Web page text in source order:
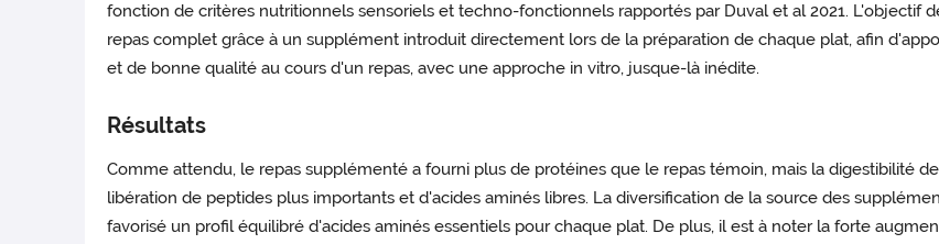
fonction de critères nutritionnels sensoriels et techno-fonctionnels rapportés par Duval et al 2021. L'objectif
repas complet grâce à un supplément introduit directement lors de la préparation de chaque plat, afin
et de bonne qualité au cours d'un repas, avec une approche in vitro, jusque-là inédite.
Résultats
Comme attendu, le repas supplémenté a fourni plus de protéines que le repas témoin, mais la digestibilité
libération de peptides plus importants et d'acides aminés libres. La diversification de la source des
favorisé un profil équilibré d'acides aminés essentiels pour chaque plat. De plus, il est à noter la forte